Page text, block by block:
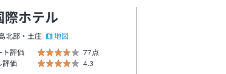
際ホテル
北部・土庄
地図
ト評価
77点
評価
4.3